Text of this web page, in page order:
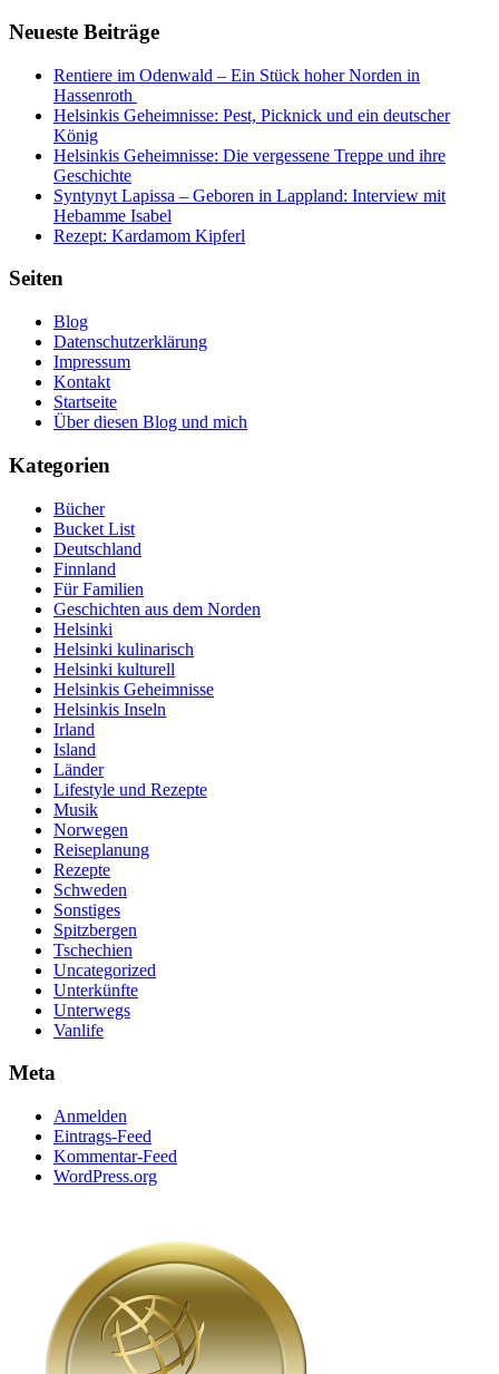
Neueste Beiträge
Rentiere im Odenwald – Ein Stück hoher Norden in
Hassenroth
Helsinkis Geheimnisse: Pest, Picknick und ein deutscher
König
Helsinkis Geheimnisse: Die vergessene Treppe und ihre
Geschichte
Syntynyt Lapissa – Geboren in Lappland: Interview mit
Hebamme Isabel
Rezept: Kardamom Kipferl
Seiten
Blog
Datenschutzerklärung
Impressum
Kontakt
Startseite
Über diesen Blog und mich
Kategorien
Bücher
Bucket List
Deutschland
Finnland
Für Familien
Geschichten aus dem Norden
Helsinki
Helsinki kulinarisch
Helsinki kulturell
Helsinkis Geheimnisse
Helsinkis Inseln
Irland
Island
Länder
Lifestyle und Rezepte
Musik
Norwegen
Reiseplanung
Rezepte
Schweden
Sonstiges
Spitzbergen
Tschechien
Uncategorized
Unterkünfte
Unterwegs
Vanlife
Meta
Anmelden
Eintrags-Feed
Kommentar-Feed
WordPress.org